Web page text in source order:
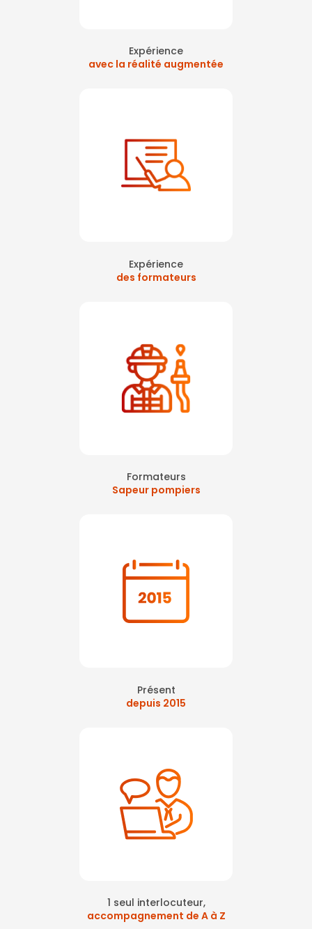
Expérience
avec la réalité augmentée
Expérience
des formateurs
Formateurs
Sapeur pompiers
Présent
depuis 2015
1 seul interlocuteur,
accompagnement de A à Z